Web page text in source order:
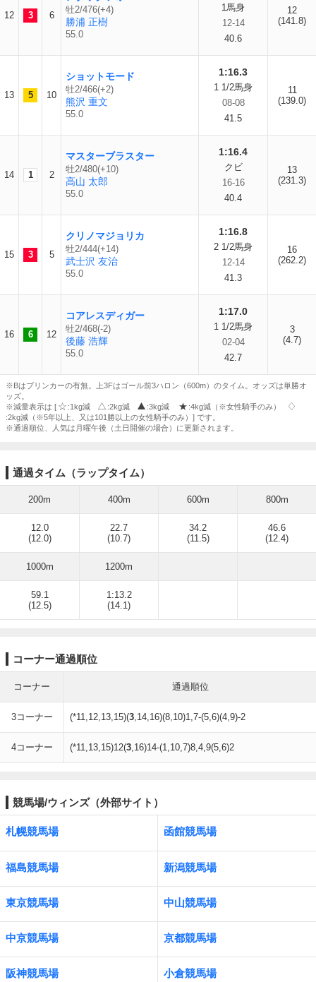
12 3 6
牡2/476(+4)
勝浦 正樹
55.0
1馬身
12-14
40.6
12
(141.8)
13 5 10
ショットモード
牡2/466(+2)
熊沢 重文
55.0
1:16.3
1 1/2馬身
08-08
41.5
11
(139.0)
14 1 2
マスターブラスター
牡2/480(+10)
高山 太郎
55.0
1:16.4
クビ
16-16
40.4
13
(231.3)
15 3 5
クリノマジョリカ
牡2/444(+14)
武士沢 友治
55.0
1:16.8
2 1/2馬身
12-14
41.3
16
(262.2)
16 6 12
コアレスディガー
牡2/468(-2)
後藤 浩輝
55.0
1:17.0
1 1/2馬身
02-04
42.7
3
(4.7)
※Bはブリンカーの有無。上3Fはゴール前3ハロン（600m）のタイム。オッズは単勝オ
ッズ。
※減量表示は [
:1kg減 :2kg減 :3kg減
:4kg減（※女性騎手のみ）
:2kg減（※5年以上、又は101勝以上の女性騎手のみ）] です。
※通過順位、人気は月曜午後（土日開催の場合）に更新されます。
通過タイム（ラップタイム）
200m 400m 600m 800m
12.0
(12.0)
22.7
(10.7)
34.2
(11.5)
46.6
(12.4)
1000m 1200m
59.1
(12.5)
1:13.2
(14.1)
コーナー通過順位
コーナー 通過順位
3コーナー (*11,12,13,15)(3,14,16)(8,10)1,7-(5,6)(4,9)-2
4コーナー (*11,13,15)12(3,16)14-(1,10,7)8,4,9(5,6)2
競馬場/ウィンズ（外部サイト）
札幌競馬場 函館競馬場
福島競馬場 新潟競馬場
東京競馬場 中山競馬場
中京競馬場 京都競馬場
阪神競馬場 小倉競馬場